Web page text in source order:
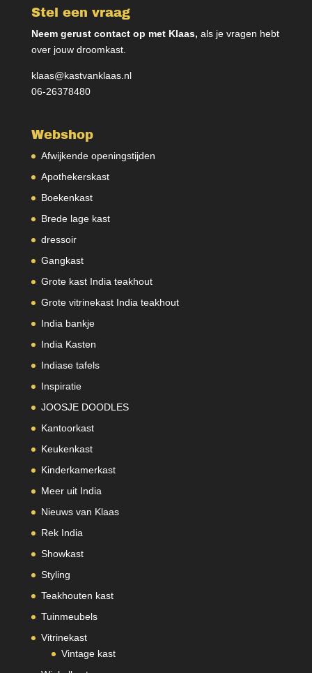
Stel een vraag
Neem gerust contact op met Klaas, als je vragen hebt
over jouw droomkast.
klaas@kastvanklaas.nl
06-26378480
Webshop
Afwijkende openingstijden
Apothekerskast
Boekenkast
Brede lage kast
dressoir
Gangkast
Grote kast India teakhout
Grote vitrinekast India teakhout
India bankje
India Kasten
Indiase tafels
Inspiratie
JOOSJE DOODLES
Kantoorkast
Keukenkast
Kinderkamerkast
Meer uit India
Nieuws van Klaas
Rek India
Showkast
Styling
Teakhouten kast
Tuinmeubels
Vitrinekast
Vintage kast